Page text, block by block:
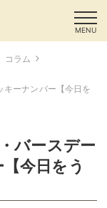
MENU
コラム
ーナンバー【今日を
バースデー
今日をう